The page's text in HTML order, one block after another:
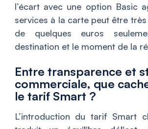
l’écart avec une option Basic
services à la carte peut être
de quelques euros
destination et le moment de la
Entre transparence et
commerciale, que
le tarif Smart ?
L’introduction du tarif Smart